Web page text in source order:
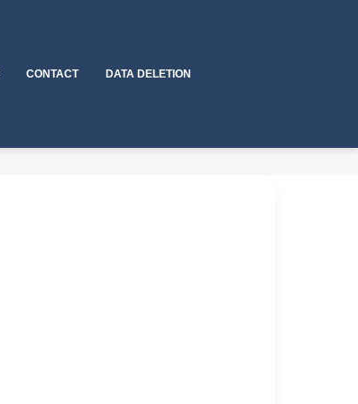
CONTACT DATA DELETION